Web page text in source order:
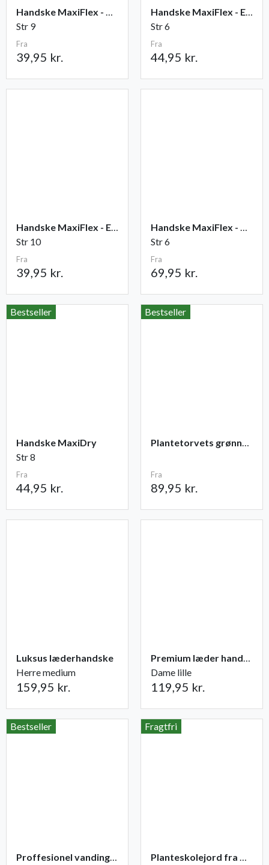
Handske MaxiFlex - Ultimate
Str 9
Fra
39,95 kr.
Handske MaxiFlex - Endurance
Str 6
Fra
44,95 kr.
Handske MaxiFlex - Elite
Str 10
Fra
39,95 kr.
Handske MaxiFlex - Cut
Str 6
Fra
69,95 kr.
Bestseller
Handske MaxiDry
Str 8
Fra
44,95 kr.
Bestseller
Plantetorvets grønne vandingspose 75 liter
Fra
89,95 kr.
Luksus læderhandske
Herre medium
159,95 kr.
Premium læder handske Flutter
Dame lille
119,95 kr.
Bestseller
Proffesionel vandingspose 100 liter
Fragtfri
Planteskolejord fra Champost